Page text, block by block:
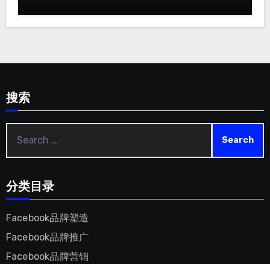
搜索
for:
分类目录
Facebook品牌塑造
Facebook品牌推广
Facebook品牌营销